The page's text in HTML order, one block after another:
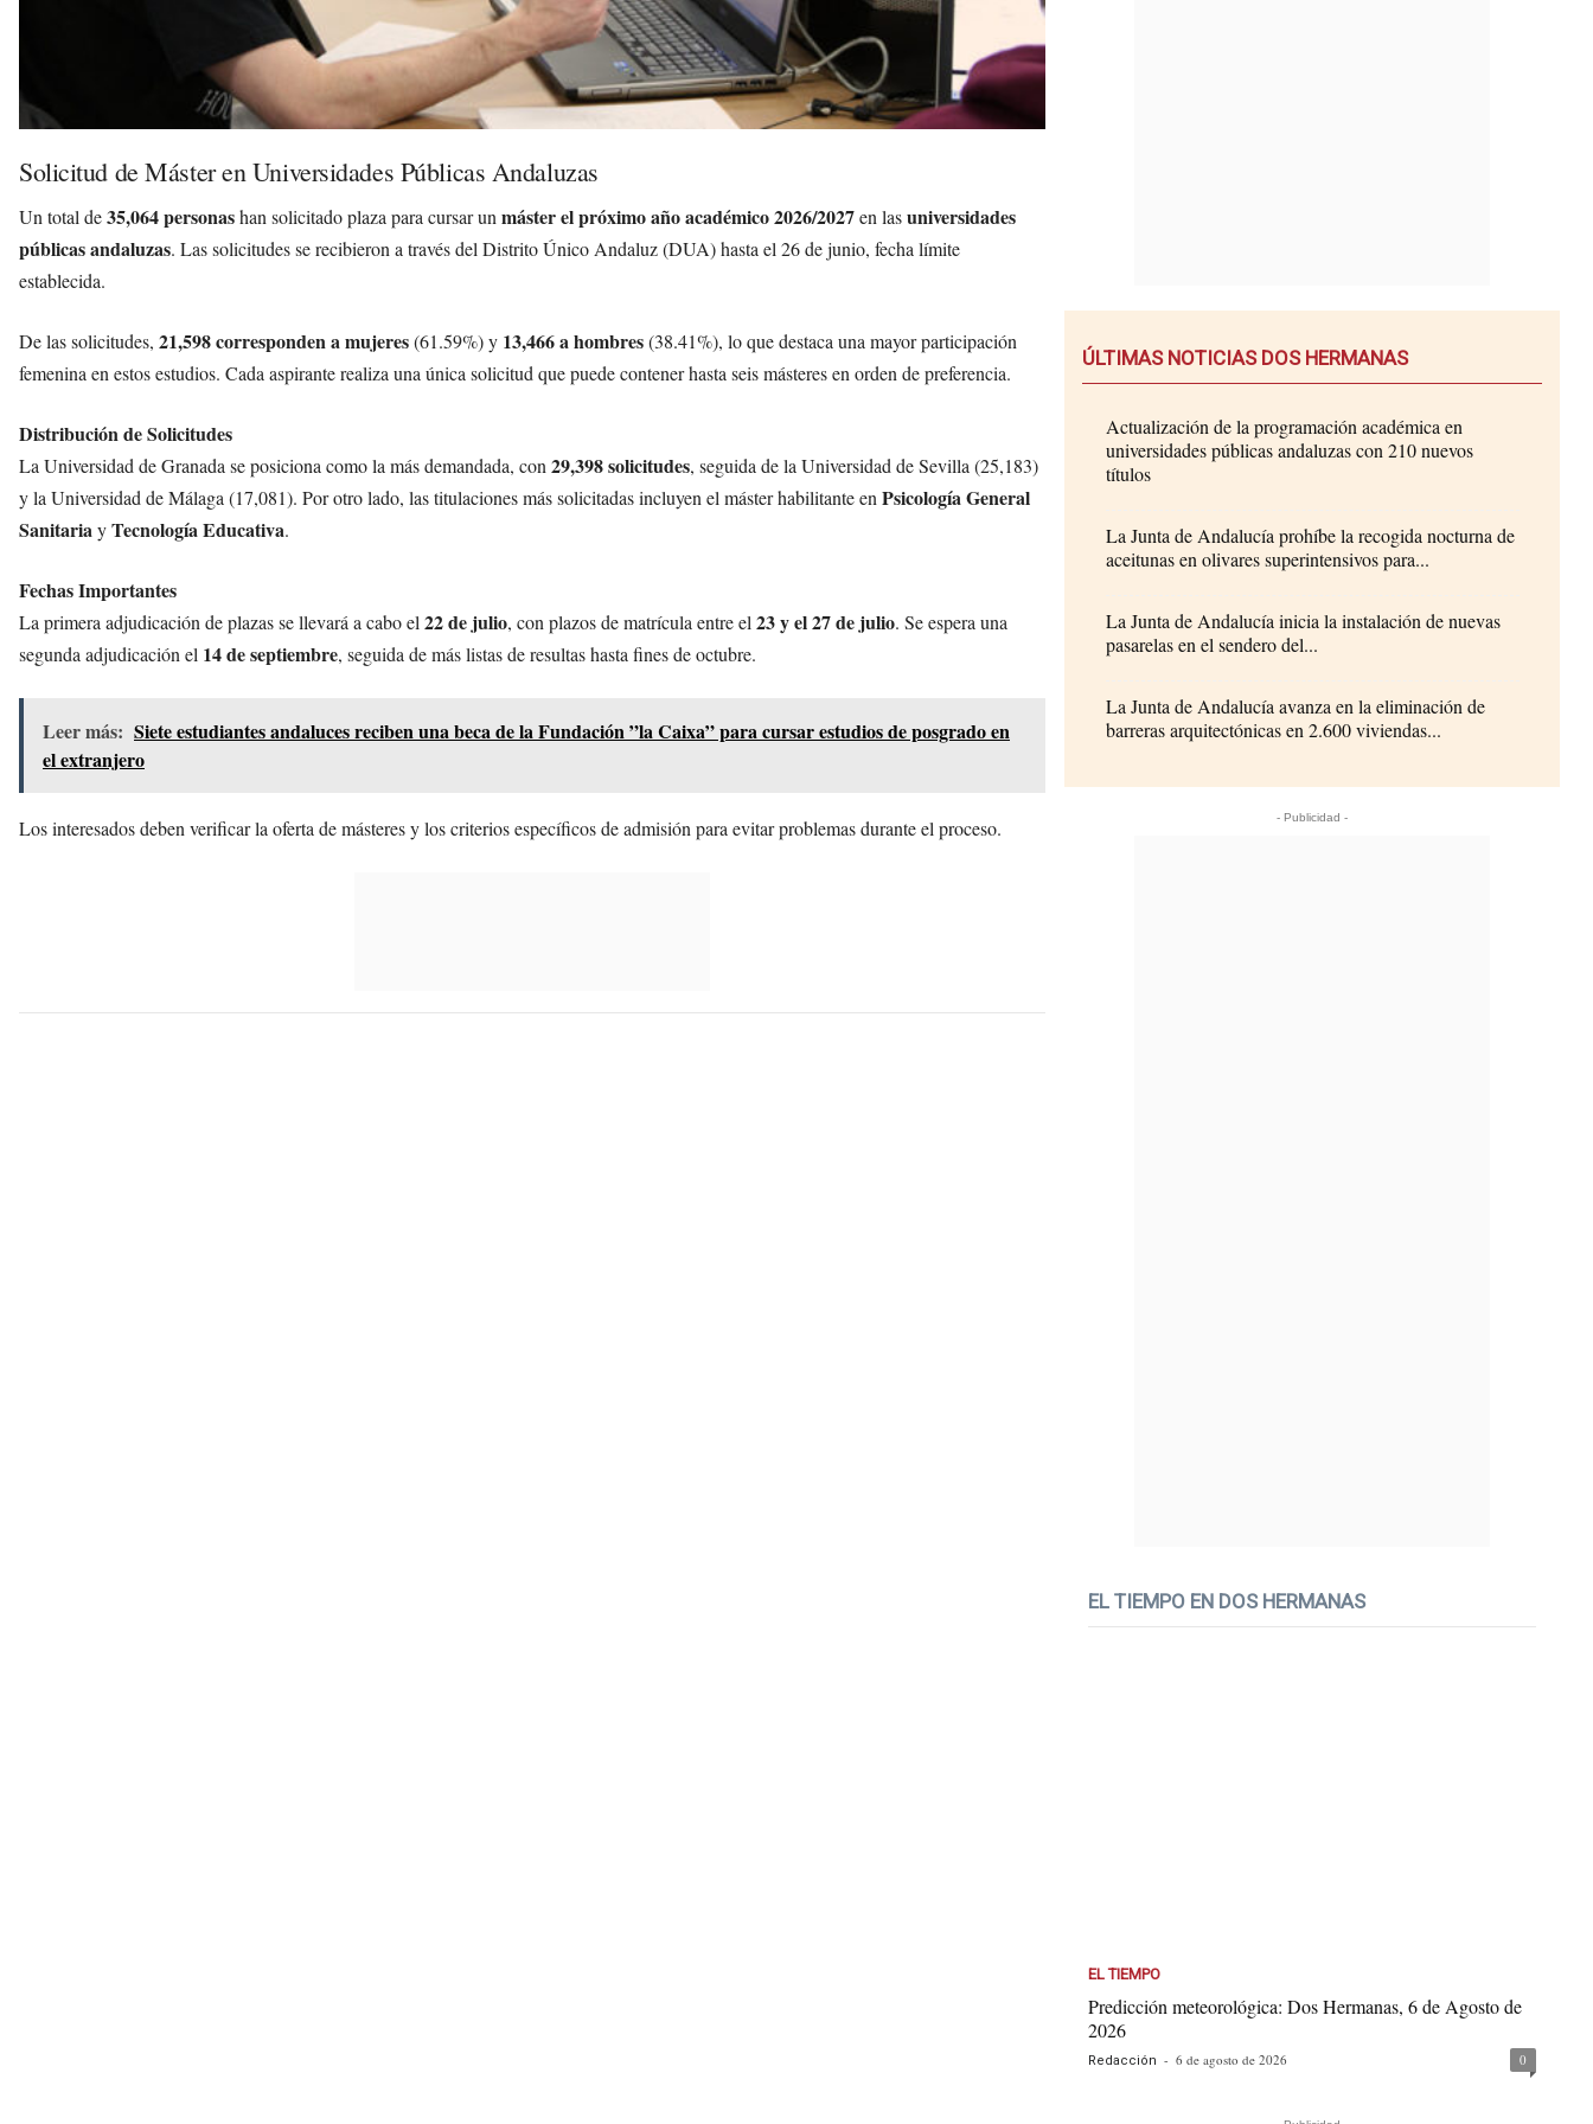
Solicitud de Máster en Universidades Públicas Andaluzas
Un total de35,064 personashan solicitado plaza para cursar unmáster el próximo año académico 2026/2027en lasuniversidades
públicas andaluzas. Las solicitudes se recibieron a través del Distrito Único Andaluz (DUA) hasta el 26 de junio, fecha límite
establecida.
De las solicitudes, 21,598 corresponden a mujeres(61.59%) y 13,466 a hombres(38.41%), lo que destaca una mayor participación
femenina en estos estudios. Cada aspirante realiza una única solicitud que puede contener hasta seis másteres en orden de preferencia.
Distribución de Solicitudes
La Universidad de Granada se posiciona como la más demandada, con29,398 solicitudes, seguida de la Universidad de Sevilla (25,183)
y la Universidad de Málaga (17,081). Por otro lado, las titulaciones más solicitadas incluyen el máster habilitante enPsicología General
SanitariayTecnología Educativa.
Fechas Importantes
La primera adjudicación de plazas se llevará a cabo el22 de julio, con plazos de matrícula entre el23 y el 27 de julio. Se espera una
segunda adjudicación el 14 de septiembre, seguida de más listas de resultas hasta fines de octubre.
Leer más: Siete estudiantes andaluces reciben una beca de la Fundación ”la Caixa” para cursar estudios de posgrado en
el extranjero
Los interesados deben verificar la oferta de másteres y los criterios específicos de admisión para evitar problemas durante el proceso.
ÚLTIMAS NOTICIAS DOS HERMANAS
Actualización de la programación académica en
universidades públicas andaluzas con 210 nuevos
títulos
La Junta de Andalucía prohíbe la recogida nocturna de
aceitunas en olivares superintensivos para...
La Junta de Andalucía inicia la instalación de nuevas
pasarelas en el sendero del...
La Junta de Andalucía avanza en la eliminación de
barreras arquitectónicas en 2.600 viviendas...
- Publicidad -
EL TIEMPO EN DOS HERMANAS
EL TIEMPO
Predicción meteorológica: Dos Hermanas, 6 de Agosto de
2026
Redacción - 6 de agosto de 2026 0